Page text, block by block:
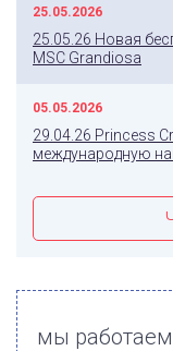
25.05.2026
25.05.26 Новая
MSC Grandiosa
05.05.2026
29.04.26 Princess
международную
мы